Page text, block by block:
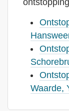
Waarde,